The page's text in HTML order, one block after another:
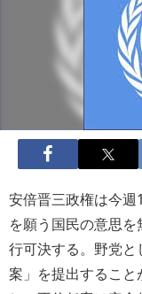
安倍晋三政権は今
を願う国民の意思
行可決する。野党
案」を提出するこ